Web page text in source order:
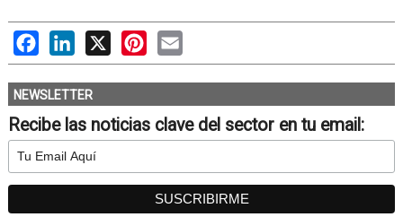
FacebookLinkedIn
X PinterestEmail
NEWSLETTER
Recibe las noticias clave del sector en tu email: